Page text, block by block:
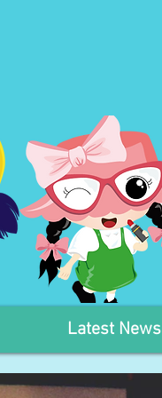
Latest News